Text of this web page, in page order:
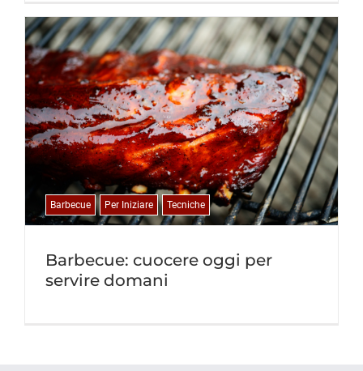
Barbecue: cuocere oggi per
servire domani
Barbecue Per Iniziare Tecniche